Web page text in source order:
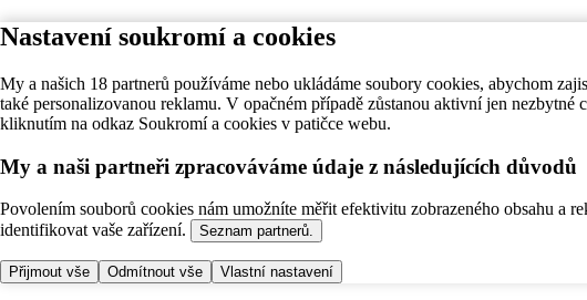
Nastavení soukromí a cookies
My a našich 18 partnerů používáme nebo ukládáme soubory cookies, abychom
také personalizovanou reklamu. V opačném případě zůstanou aktivní jen
kliknutím na odkaz Soukromí a cookies v patičce webu.
My a naši partneři zpracováváme údaje z následujících důvodů
Povolením souborů cookies nám umožníte měřit efektivitu zobrazeného obsahu a
identifikovat vaše zařízení.
Seznam partnerů.
Přijmout vše Odmítnout vše Vlastní nastavení